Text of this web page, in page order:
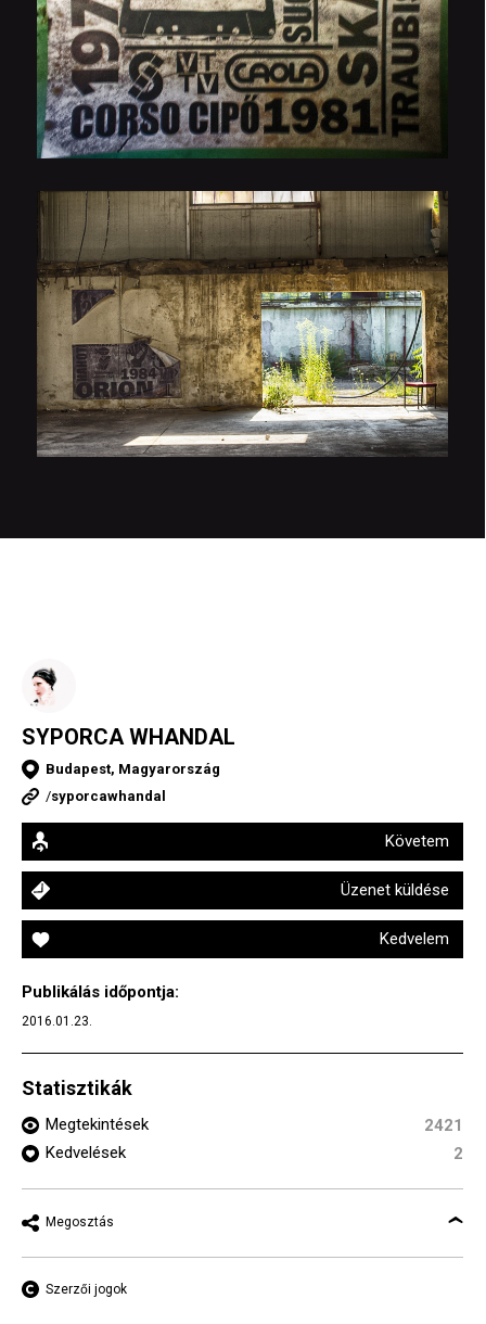
SYPORCA WHANDAL
Budapest, Magyarország
/syporcawhandal
Követem
Üzenet küldése
Kedvelem
Publikálás időpontja:
2016.01.23.
Statisztikák
Megtekintések
2421
Kedvelések
2
Megosztás
Szerzői jogok